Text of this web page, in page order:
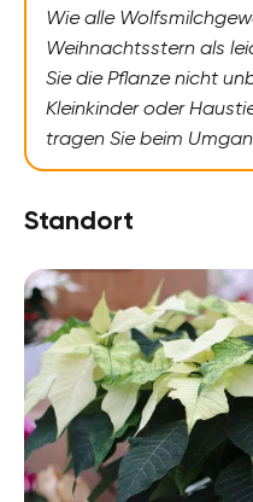
Balkonpflanzen,
Wintergarten,
Wie alle
Weihnachtsstern als
Sie die Pflanze nicht
Kleinkinder oder
tragen Sie beim
Standort